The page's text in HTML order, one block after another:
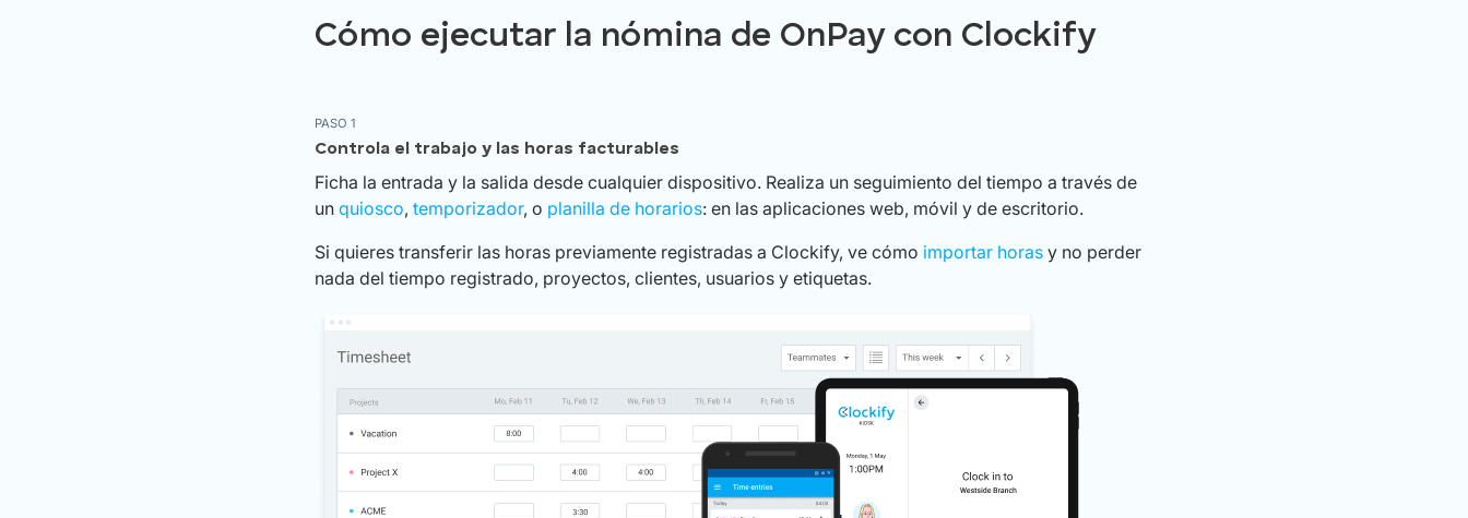
Cómo ejecutar la nómina de OnPay con Clockify
PASO 1
Controla el trabajo y las horas facturables
Ficha la entrada y la salida desde cualquier dispositivo. Realiza un seguimiento del tiempo a través de
un quiosco, temporizador, o planilla de horarios: en las aplicaciones web, móvil y de escritorio.
Si quieres transferir las horas previamente registradas a Clockify, ve cómo importar horas y no perder
nada del tiempo registrado, proyectos, clientes, usuarios y etiquetas.